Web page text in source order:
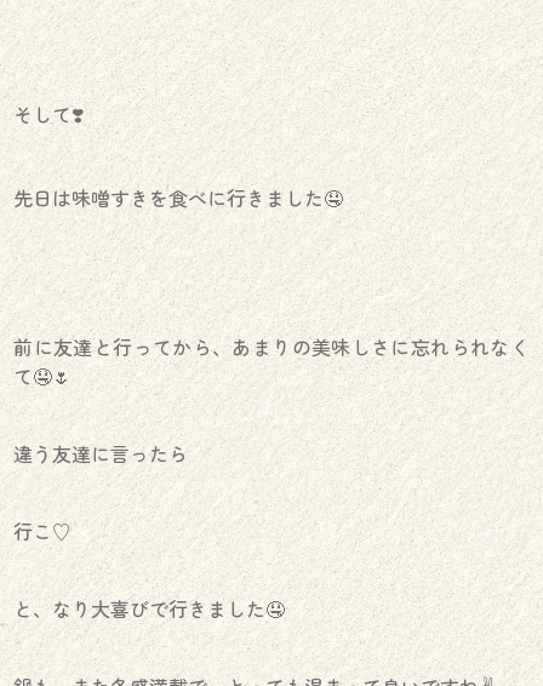
そして❣️
先日は味噌すきを食べに行きました🤤
前に友達と行ってから、あまりの美味しさに忘れられなく
て🤤🌷
違う友達に言ったら
行こ♡
と、なり大喜びで行きました🤤